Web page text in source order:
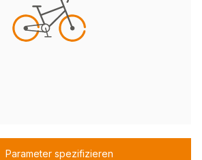
Parameter spezifizieren